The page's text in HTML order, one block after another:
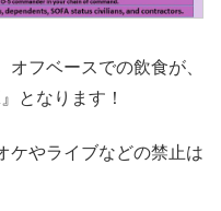
フベースでの飲食が、
となります！
ケやライブなどの禁止は